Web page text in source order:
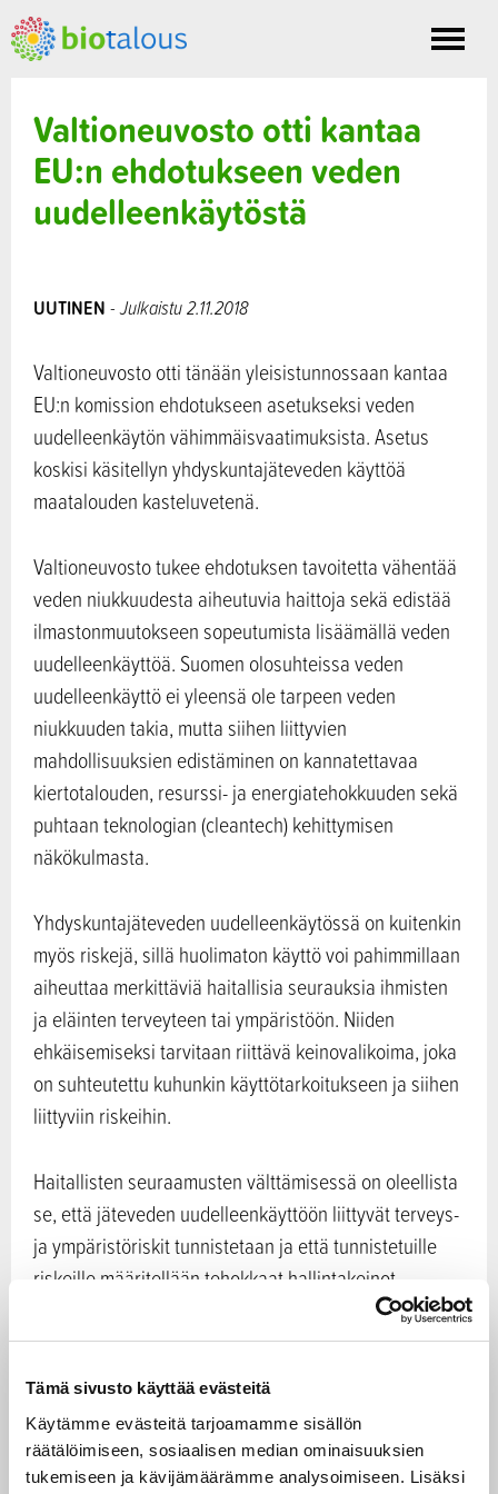
Tämä sivusto käyttää evästeitä
Käytämme evästeitä tarjoamamme sisällön
räätälöimiseen, sosiaalisen median ominaisuuksien
tukemiseen ja kävijämäärämme analysoimiseen. Lisäksi
Toggle
Valtioneuvosto otti kantaa
EU:n ehdotukseen veden
uudelleenkäytöstä
UUTINEN - Julkaistu 2.11.2018
Valtioneuvosto otti tänään yleisistunnossaan kantaa
EU:n komission ehdotukseen asetukseksi veden
uudelleenkäytön vähimmäisvaatimuksista. Asetus
koskisi käsitellyn yhdyskuntajäteveden käyttöä
maatalouden kasteluvetenä.
Valtioneuvosto tukee ehdotuksen tavoitetta vähentää
veden niukkuudesta aiheutuvia haittoja sekä edistää
ilmastonmuutokseen sopeutumista lisäämällä veden
uudelleenkäyttöä. Suomen olosuhteissa veden
uudelleenkäyttö ei yleensä ole tarpeen veden
niukkuuden takia, mutta siihen liittyvien
mahdollisuuksien edistäminen on kannatettavaa
kiertotalouden, resurssi- ja energiatehokkuuden sekä
puhtaan teknologian (cleantech) kehittymisen
näkökulmasta.
Yhdyskuntajäteveden uudelleenkäytössä on kuitenkin
myös riskejä, sillä huolimaton käyttö voi pahimmillaan
aiheuttaa merkittäviä haitallisia seurauksia ihmisten
ja eläinten terveyteen tai ympäristöön. Niiden
ehkäisemiseksi tarvitaan riittävä keinovalikoima, joka
on suhteutettu kuhunkin käyttötarkoitukseen ja siihen
liittyviin riskeihin.
Haitallisten seuraamusten välttämisessä on oleellista
se, että jäteveden uudelleenkäyttöön liittyvät terveys-
ja ympäristöriskit tunnistetaan ja että tunnistetuille
riskeille määritellään tehokkaat hallintakeinot.
Keinojen toimivuutta tulee lisäksi seurata huolellisesti.
Asetusluonnoksessa ehdotetut yhteiset
jätevedelle sekä ehdotetut riskien hallinnan ja
seurannan velvoitteet ovat valtioneuvoston mielestä